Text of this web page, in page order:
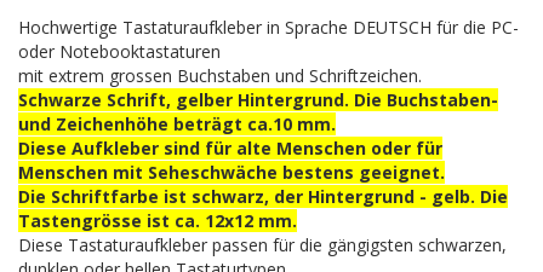
Hochwertige Tastaturaufkleber in Sprache DEUTSCH für die PC-
oder Notebooktastaturen
mit extrem grossen Buchstaben und Schriftzeichen.
Schwarze Schrift, gelber Hintergrund. Die Buchstaben-
und Zeichenhöhe beträgt ca.10 mm.
Diese Aufkleber sind für alte Menschen oder für
Menschen mit Seheschwäche bestens geeignet.
Die Schriftfarbe ist schwarz, der Hintergrund - gelb. Die
Tastengrösse ist ca. 12x12 mm.
Diese Tastaturaufkleber passen für die gängigsten schwarzen,